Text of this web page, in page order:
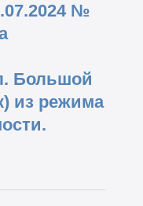
№
Большой
из режима